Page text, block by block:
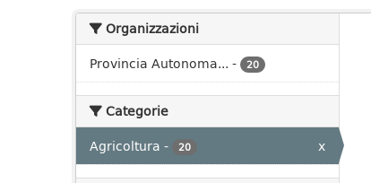
Organizzazioni
Provincia Autonoma... - 20
Categorie
Agricoltura - 20 x